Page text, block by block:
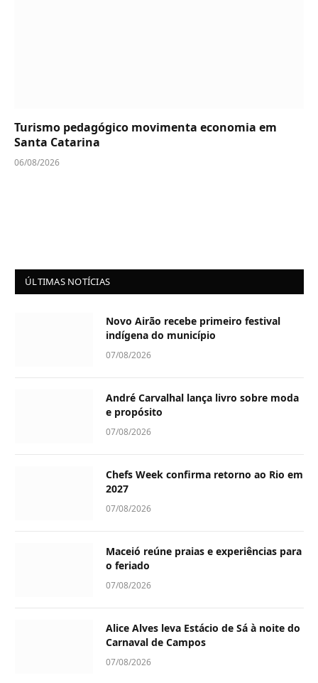
Turismo pedagógico movimenta economia em
Santa Catarina
06/08/2026
ÚLTIMAS NOTÍCIAS
Novo Airão recebe primeiro festival
indígena do município
07/08/2026
André Carvalhal lança livro sobre moda
e propósito
07/08/2026
Chefs Week confirma retorno ao Rio em
2027
07/08/2026
Maceió reúne praias e experiências para
o feriado
07/08/2026
Alice Alves leva Estácio de Sá à noite do
Carnaval de Campos
07/08/2026